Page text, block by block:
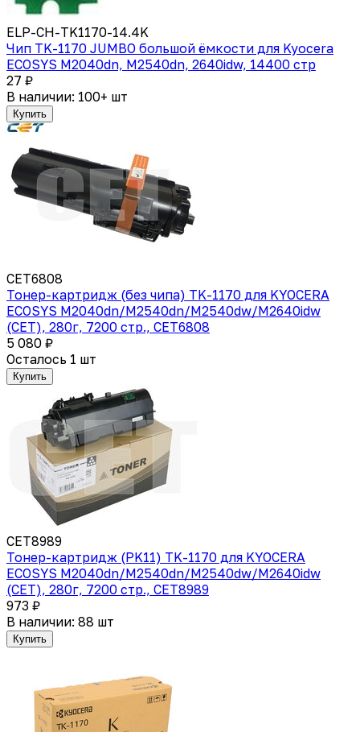
ELP-CH-TK1170-14.4K
Чип TK-1170 JUMBO большой ёмкости для Kyocera
ECOSYS M2040dn, M2540dn, 2640idw, 14400 стр
27 ₽
В наличии: 100+ шт
Купить
CET6808
Тонер-картридж (без чипа) TK-1170 для KYOCERA
ECOSYS M2040dn/M2540dn/M2540dw/M2640idw
(CET), 280г, 7200 стр., CET6808
5 080 ₽
Осталось 1 шт
Купить
CET8989
Тонер-картридж (PK11) TK-1170 для KYOCERA
ECOSYS M2040dn/M2540dn/M2540dw/M2640idw
(CET), 280г, 7200 стр., CET8989
973 ₽
В наличии: 88 шт
Купить